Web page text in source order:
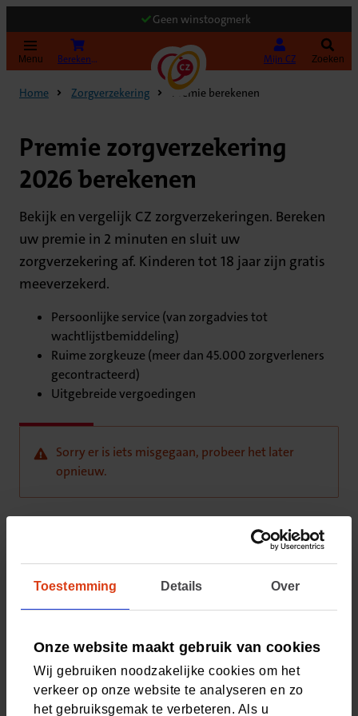
Toestemming Details Over
Onze website maakt gebruik van cookies
Wij gebruiken noodzakelijke cookies om het
verkeer op onze website te analyseren en zo
het gebruiksgemak te verbeteren. Als u
Geen winstoogmerk
Menu Bereken uw premie Mijn CZ Zoeken
Home Zorgverzekering Premie berekenen
Premie zorgverzekering
2026 berekenen
Bekijk en vergelijk CZ zorgverzekeringen. Bereken
uw premie in 2 minuten en sluit uw
zorgverzekering af. Kinderen tot 18 jaar zijn gratis
meeverzekerd.
Persoonlijke service (van zorgadvies tot
wachtlijstbemiddeling)
Ruime zorgkeuze (meer dan 45.000 zorgverleners
gecontracteerd)
Uitgebreide vergoedingen
Sorry er is iets misgegaan, probeer het later
opnieuw.
Vragen? Neem contact met ons op
Bel met onze klantenservice
maandag t/m vrijdag 8:00 - 17:30 uur.